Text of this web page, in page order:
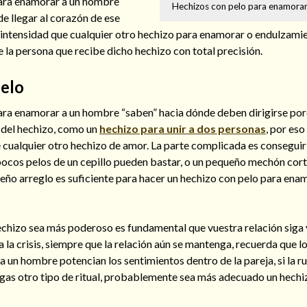
Hechizos con pelo para
llegar al corazón de ese
que cualquier otro hechizo para enamorar o
la persona que recibe dicho hechizo con total precisión.
enamorar a un hombre “saben” hacia dónde deben dirigirse
hechizo, como un hechizo para unir a dos personas , por
otro hechizo de amor. La parte complicada es
pelos de un cepillo pueden bastar, o un pequeño mechón
arreglo es suficiente para hacer un hechizo con pelo para
sea más poderoso es fundamental que vuestra relación siga
crisis, siempre que la relación aún se mantenga, recuerda que
un hombre potencian los sentimientos dentro de la pareja, si la
otro tipo de ritual, probablemente sea más adecuado un